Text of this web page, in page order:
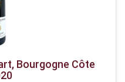
Bourgogne Côte